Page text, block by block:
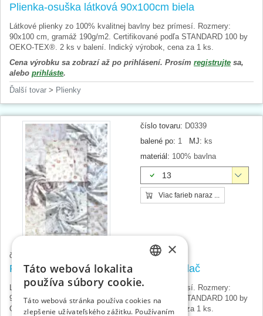
Plienka-osuška látková 90x100cm biela
Látkové plienky zo 100% kvalitnej bavlny bez prímesí. Rozmery:
90x100 cm, gramáž 190g/m2. Certifikované podľa STANDARD 100 by
OEKO-TEX®. 2 ks v balení. Indický výrobok, cena za 1 ks.
Cena výrobku sa zobrazí až po prihlásení. Prosím registrujte sa,
alebo prihláste.
Ďalší tovar > Plienky
číslo tovaru: D0339
balené po: 1 MJ: ks
materiál: 100% bavlna
13
Viac farieb naraz ...
č. karty:
Plienka-osuška látková 90x100cm potlač
Látkové plienky zo 100% kvalitnej bavlny bez prímesí. Rozmery:
90x100 cm, gramáž 190g/m2. Certifikované podľa STANDARD 100 by
OEKO-TEX®. 1 ks v balení. Indický výrobok, cena za 1 ks.
ENGLISH
×
Táto webová lokalita
používa súbory cookie.
Táto webová stránka používa cookies na
zlepšenie užívateľského zážitku. Používaním